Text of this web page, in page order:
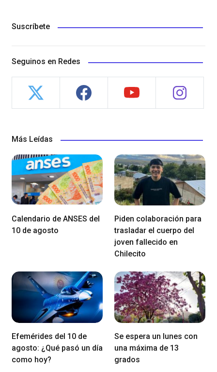
Suscríbete
Seguinos en Redes
Más Leídas
Calendario de ANSES del
10 de agosto
Piden colaboración para
trasladar el cuerpo del
joven fallecido en
Chilecito
Efemérides del 10 de
agosto: ¿Qué pasó un día
como hoy?
Se espera un lunes con
una máxima de 13
grados